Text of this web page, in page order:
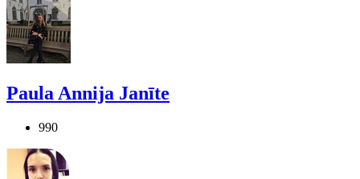
Paula Annija Janīte
990